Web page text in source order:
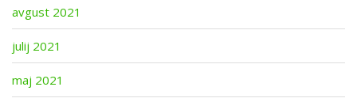
avgust 2021
julij 2021
maj 2021